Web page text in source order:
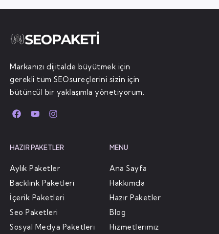
Markanızı dijitalde büyütmek için
gerekli tüm SEOsüreçlerini sizin için
bütüncül bir yaklaşımla yönetiyorum.
HAZIR PAKETLER
Aylık Paketler
Backlink Paketleri
İçerik Paketleri
Seo Paketleri
Sosyal Medya Paketleri
MENU
Ana Sayfa
Hakkımda
Hazır Paketler
Blog
Hizmetlerimiz